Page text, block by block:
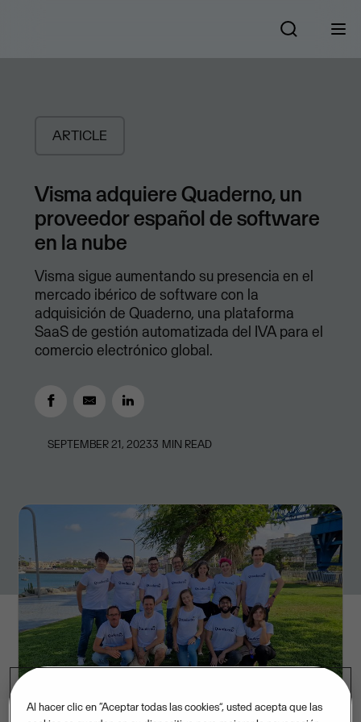
ARTICLE
Visma adquiere Quaderno, un
proveedor español de software
en la nube
Visma sigue aumentando su presencia en el
mercado ibérico de software con la
adquisición de Quaderno, una plataforma
SaaS de gestión automatizada del IVA para el
comercio electrónico global.
SEPTEMBER 21, 20233 MIN READ
Al hacer clic en “Aceptar todas las cookies”, usted acepta que las